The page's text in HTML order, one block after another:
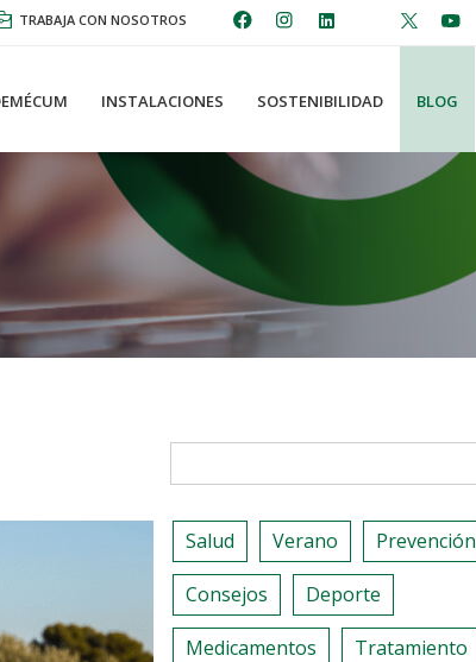
TRABAJA CON NOSOTROS
INSTALACIONES SOSTENIBILIDAD BLOG
Salud Verano Prevención
Consejos Deporte
Medicamentos Tratamiento